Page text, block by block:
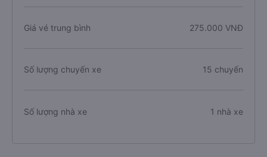
Giá vé trung bình 275.000 VNĐ
Số lượng chuyến xe 15 chuyến
Số lượng nhà xe 1 nhà xe